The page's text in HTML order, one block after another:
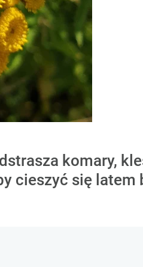
komary,
cieszyć się latem